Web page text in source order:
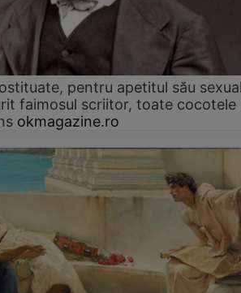
pentru apetitul său
faimosul scriitor, toate cocotele
okmagazine.ro